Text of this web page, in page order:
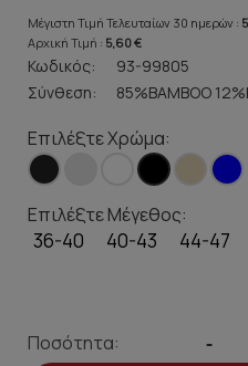
Μέγιστη Τιμή Τελευταίων 30 ημερών :
Αρχική Τιμή : 5,60 €
Κωδικός:
93-99805
Σύνθεση:
85%BAMBOO
Επιλέξτε Χρώμα:
Επιλέξτε Μέγεθος:
36-40 40-43 44-47
Ποσότητα: -